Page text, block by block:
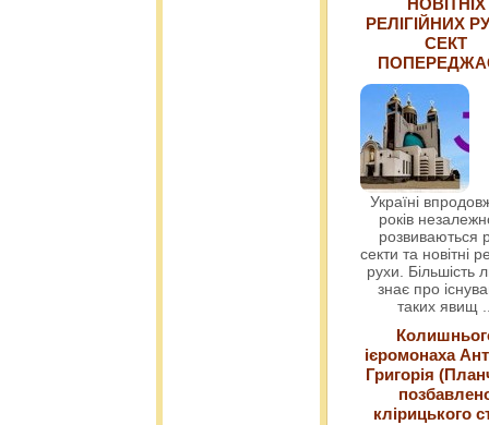
НОВІТНІХ
РЕЛІГІЙНИХ
СЕКТ
Україні
років
розвиваються
секти та новітні
рухи. Більшість
знає про
таких явищ
ієромонаха
Григорія
клірицького